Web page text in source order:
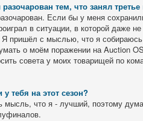
тем, что занял третье
Если бы у меня
в ситуации, в которой даже
Я пришёл с мыслью, что я собираюсь
о моём поражении на Auction
совета у моих товарищей по
тебя на этот сезон?
мысль, что я - лучший, поэтому